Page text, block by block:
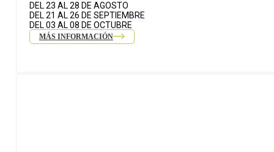
DEL 23 AL 28 DE AGOSTO
DEL 21 AL 26 DE SEPTIEMBRE
DEL 03 AL 08 DE OCTUBRE
MÁS INFORMACIÓN